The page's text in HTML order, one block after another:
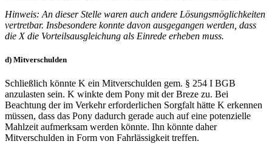
Hinweis: An dieser Stelle waren auch andere Lösungsmöglichkeiten
vertretbar. Insbesondere konnte davon ausgegangen werden, dass
die X die Vorteilsausgleichung als Einrede erheben muss.
d) Mitverschulden
Schließlich könnte K ein Mitverschulden gem. § 254 I BGB
anzulasten sein. K winkte dem Pony mit der Breze zu. Bei
Beachtung der im Verkehr erforderlichen Sorgfalt hätte K erkennen
müssen, dass das Pony dadurch gerade auch auf eine potenzielle
Mahlzeit aufmerksam werden könnte. Ihn könnte daher
Mitverschulden in Form von Fahrlässigkeit treffen.